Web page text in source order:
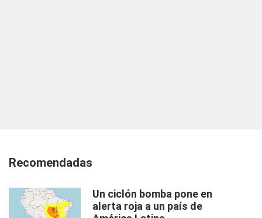
Recomendadas
Un ciclón bomba pone en
alerta roja a un país de